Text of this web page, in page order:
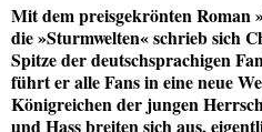
Mit dem preisgekrönten Roman
die »Sturmwelten« schrieb sich
Spitze der deutschsprachigen
führt er alle Fans in eine neue
Königreichen der jungen
und Hass breiten sich aus,